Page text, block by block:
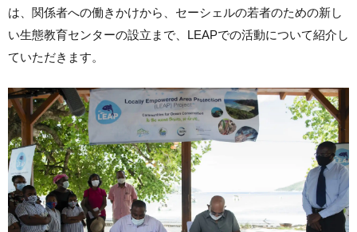
は、関係者への働きかけから、セーシェルの若者のための新し
い生態教育センターの設立まで、LEAPでの活動について紹介し
ていただきます。